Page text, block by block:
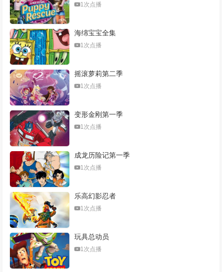
1次点播
海绵宝宝全集
1次点播
摇滚萝莉第二季
1次点播
变形金刚第一季
1次点播
成龙历险记第一季
1次点播
乐高幻影忍者
1次点播
玩具总动员
1次点播